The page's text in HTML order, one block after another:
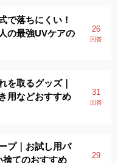
で落ちにくい！
の最強UVケアの
26
回答
を取るグッズ｜
用などおすすめ
31
回答
プ｜お試し用パ
捨てのおすすめ
29